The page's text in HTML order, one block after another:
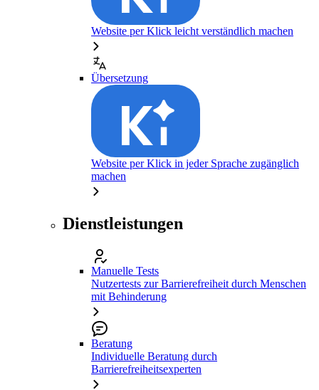
Website per Klick leicht verständlich machen
Übersetzung
Website per Klick in jeder Sprache zugänglich
machen
Dienstleistungen
Manuelle Tests
Nutzertests zur Barrierefreiheit durch Menschen
mit Behinderung
Beratung
Individuelle Beratung durch
Barrierefreiheitsexperten